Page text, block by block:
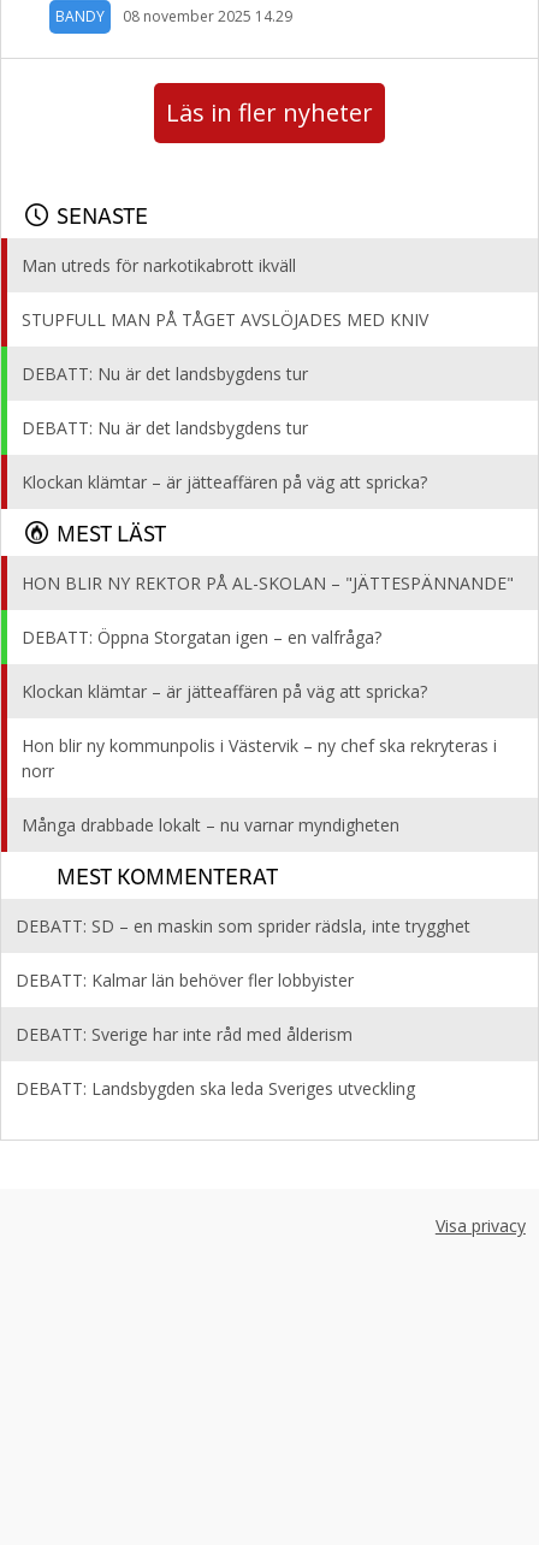
BANDY 08 november 2025 14.29
Läs in fler nyheter
SENASTE
Man utreds för narkotikabrott ikväll
STUPFULL MAN PÅ TÅGET AVSLÖJADES MED KNIV
DEBATT: Nu är det landsbygdens tur
DEBATT: Nu är det landsbygdens tur
Klockan klämtar – är jätteaffären på väg att spricka?
MEST LÄST
HON BLIR NY REKTOR PÅ AL-SKOLAN – "JÄTTESPÄNNANDE"
DEBATT: Öppna Storgatan igen – en valfråga?
Klockan klämtar – är jätteaffären på väg att spricka?
Hon blir ny kommunpolis i Västervik – ny chef ska rekryteras i
norr
Många drabbade lokalt – nu varnar myndigheten
MEST KOMMENTERAT
DEBATT: SD – en maskin som sprider rädsla, inte trygghet
DEBATT: Kalmar län behöver fler lobbyister
DEBATT: Sverige har inte råd med ålderism
DEBATT: Landsbygden ska leda Sveriges utveckling
Visa privacy